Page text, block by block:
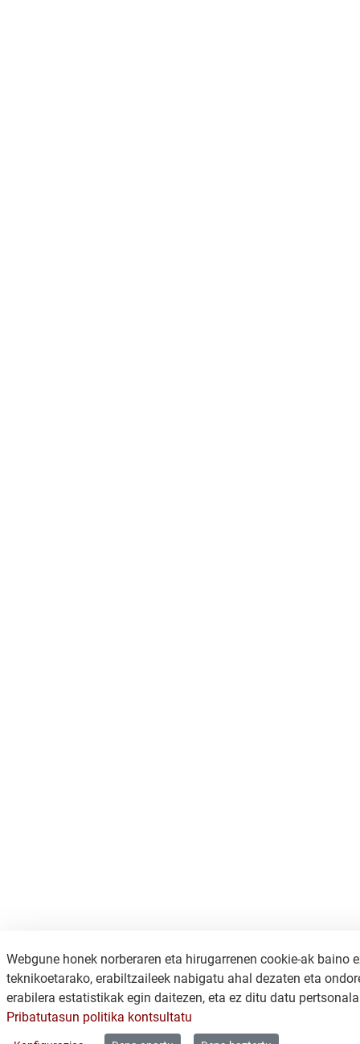
Webgune honek norberaren eta hirugarrenen cookie-ak baino
teknikoetarako, erabiltzaileek nabigatu ahal dezaten eta
erabilera estatistikak egin daitezen, eta ez ditu datu
Pribatutasun politika kontsultatu